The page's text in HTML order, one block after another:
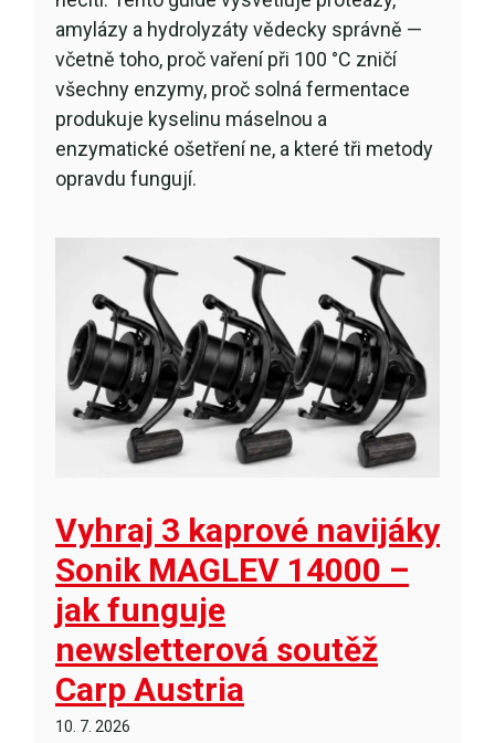
amylázy a hydrolyzáty vědecky správně —
včetně toho, proč vaření při 100 °C zničí
všechny enzymy, proč solná fermentace
produkuje kyselinu máselnou a
enzymatické ošetření ne, a které tři metody
opravdu fungují.
Vyhraj 3 kaprové navijáky
Sonik MAGLEV 14000 –
jak funguje
newsletterová soutěž
Carp Austria
10. 7. 2026